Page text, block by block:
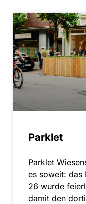
Parklet
Parklet
es soweit: das
26 wurde
damit den